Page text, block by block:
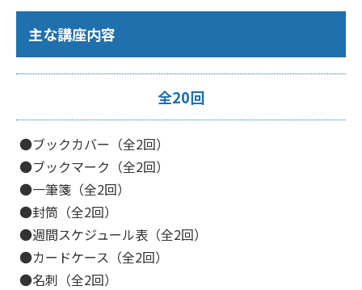
主な講座内容
全20回
●ブックカバー（全2回）
●ブックマーク（全2回）
●一筆箋（全2回）
●封筒（全2回）
●週間スケジュール表（全2回）
●カードケース（全2回）
●名刺（全2回）